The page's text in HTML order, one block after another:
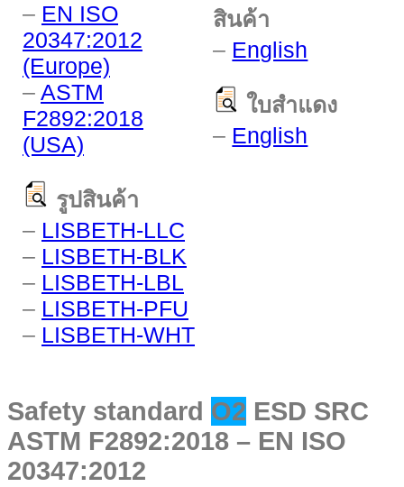
– EN ISO
20347:2012
(Europe)
– ASTM
F2892:2018
(USA)
รูปสินค้า
– LISBETH-LLC
– LISBETH-BLK
– LISBETH-LBL
– LISBETH-PFU
– LISBETH-WHT
สินค้า
– English
ใบสำแดง
– English
Safety standard O2 ESD SRC
ASTM F2892:2018 – EN ISO
20347:2012